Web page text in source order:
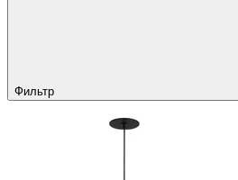
Фильтр